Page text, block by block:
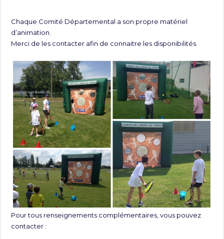
Chaque Comité Départemental a son propre matériel
d’animation.
Merci de les contacter afin de connaitre les disponibilités.
Pour tous renseignements complémentaires, vous pouvez
contacter :